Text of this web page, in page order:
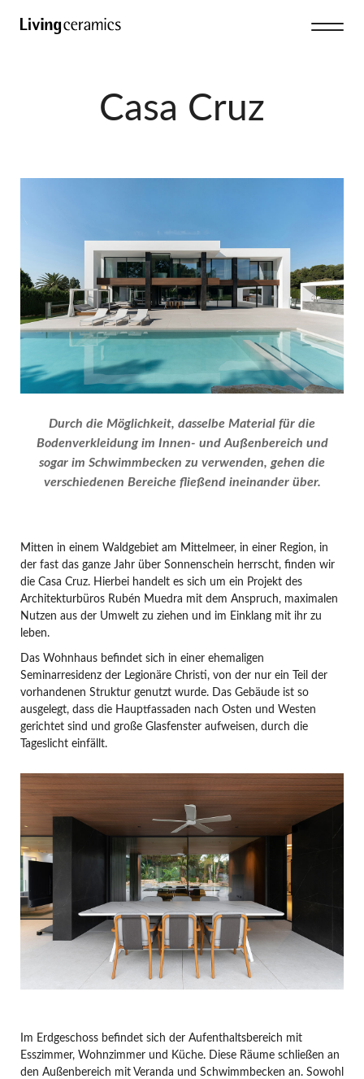
Casa Cruz
Durch die Möglichkeit, dasselbe Material für die
Bodenverkleidung im Innen- und Außenbereich und
sogar im Schwimmbecken zu verwenden, gehen die
verschiedenen Bereiche fließend ineinander über.
Mitten in einem Waldgebiet am Mittelmeer, in einer Region, in
der fast das ganze Jahr über Sonnenschein herrscht, finden wir
die Casa Cruz. Hierbei handelt es sich um ein Projekt des
Architekturbüros Rubén Muedra mit dem Anspruch, maximalen
Nutzen aus der Umwelt zu ziehen und im Einklang mit ihr zu
leben.
Das Wohnhaus befindet sich in einer ehemaligen
Seminarresidenz der Legionäre Christi, von der nur ein Teil der
vorhandenen Struktur genutzt wurde. Das Gebäude ist so
ausgelegt, dass die Hauptfassaden nach Osten und Westen
gerichtet sind und große Glasfenster aufweisen, durch die
Tageslicht einfällt.
Im Erdgeschoss befindet sich der Aufenthaltsbereich mit
Esszimmer, Wohnzimmer und Küche. Diese Räume schließen an
den Außenbereich mit Veranda und Schwimmbecken an. Sowohl